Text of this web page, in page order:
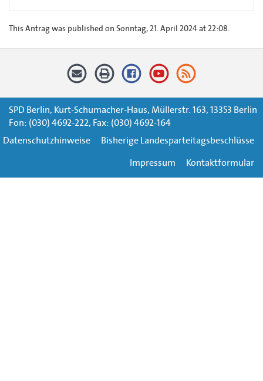
This Antrag was published on Sonntag, 21. April 2024 at 22:08.
SPD Berlin, Kurt-Schumacher-Haus, Müllerstr. 163, 13353 Berlin
Fon: (030) 4692-222, Fax: (030) 4692-164
Datenschutzhinweise
Bisherige Landesparteitagsbeschlüsse
Impressum
Kontaktformular